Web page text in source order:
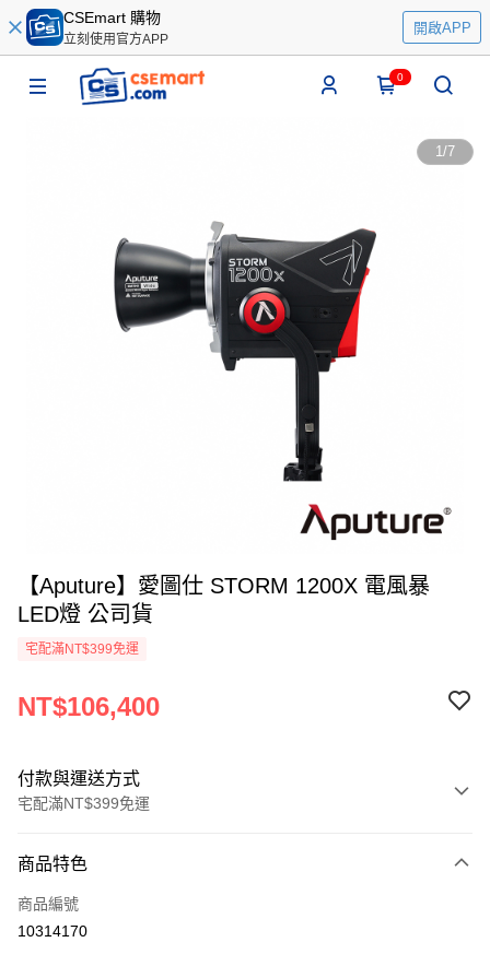
CSEmart 購物
立刻使用官方APP
開啟APP
0
1/7
【Aputure】愛圖仕 STORM 1200X 電風暴
LED燈 公司貨
宅配滿NT$399免運
NT$106,400
付款與運送方式
宅配滿NT$399免運
信用卡一次付款
信用卡分期付款
商品特色
商品編號
10314170